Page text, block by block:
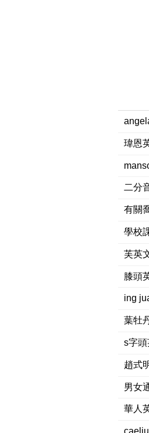
瑋恩
二分
有關
學校
芙英
膝頭
ing
葉牡
s字
趙式
男女
華人